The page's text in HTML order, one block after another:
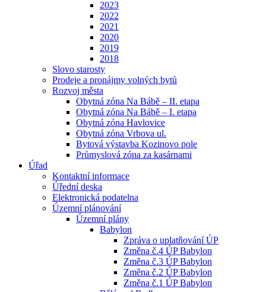
2023
2022
2021
2020
2019
2018
Slovo starosty
Prodeje a pronájmy volných bytů
Rozvoj města
Obytná zóna Na Bábě – II. etapa
Obytná zóna Na Bábě – I. etapa
Obytná zóna Havlovice
Obytná zóna Vrbova ul.
Bytová výstavba Kozinovo pole
Průmyslová zóna za kasárnami
Úřad
Kontaktní informace
Úřední deska
Elektronická podatelna
Územní plánování
Územní plány
Babylon
Zpráva o uplatňování ÚP
Změna č.4 ÚP Babylon
Změna č.3 ÚP Babylon
Změna č.2 ÚP Babylon
Změna č.1 ÚP Babylon